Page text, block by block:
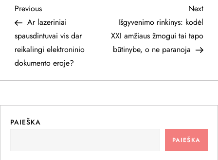
N
a
v
i
g
a
Previous
Post
Previous
Ar lazeriniai
spausdintuvai vis dar
reikalingi elektroninio
dokumento eroje?
Next
Next
Išgyvenimo rinkinys: kodėl
XXI amžiaus žmogui tai tapo
būtinybe, o ne paranoja
PAIEŠKA
PAIEŠKA